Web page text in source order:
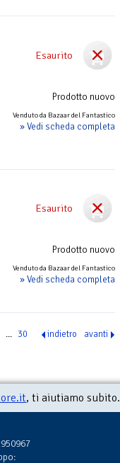
Esaurito
Prodotto nuovo
Venduto da Bazaar del Fantastico
» Vedi scheda completa
Esaurito
Prodotto nuovo
Venduto da Bazaar del Fantastico
» Vedi scheda completa
... 30 indietro avanti
, ti aiutiamo subito.